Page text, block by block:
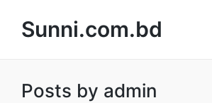
Sunni.com.bd
Posts by admin